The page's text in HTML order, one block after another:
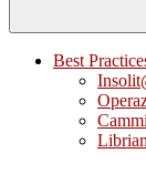
Best